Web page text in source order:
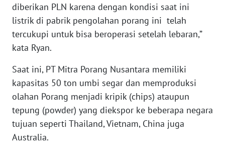
diberikan PLN karena dengan kondisi saat ini
listrik di pabrik pengolahan porang ini telah
tercukupi untuk bisa beroperasi setelah lebaran,”
kata Ryan.
Saat ini, PT Mitra Porang Nusantara memiliki
kapasitas 50 ton umbi segar dan memproduksi
olahan Porang menjadi kripik (chips) ataupun
tepung (powder) yang diekspor ke beberapa negara
tujuan seperti Thailand, Vietnam, China juga
Australia.
WN
WN
SULTENG
SULBAR
WN
BABEL